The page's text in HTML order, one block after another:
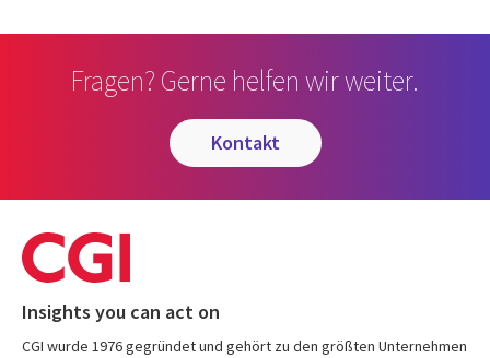
Fragen? Gerne helfen wir weiter.
kontakt
Insights you can act on
CGI wurde 1976 gegründet und gehört zu den größten Unternehmen